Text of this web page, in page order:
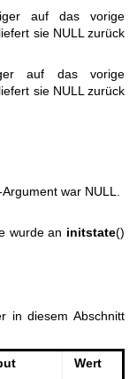
auf das vorige
sie NULL zurück
auf das vorige
sie NULL zurück
Argument war NULL.
wurde an initstate()
in diesem Abschnitt
Wert